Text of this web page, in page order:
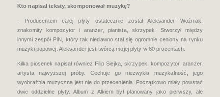
Kto napisał teksty, skomponował muzykę?
- Producentem całej płyty ostatecznie został Aleksander Woźniak,
znakomity kompozytor i aranżer, pianista, skrzypek. Stworzył między
innymi zespół PIN, który tak niedawno stał się ogromnie ceniony na rynku
muzyki popowej. Aleksander jest twórcą mojej płyty w 80 procentach.
Kilka piosenek napisał również Filip Siejka, skrzypek, kompozytor, aranżer,
artysta najwyższej próby. Cechuje go niezwykła muzykalność, jego
wyobraźnia muzyczna jest nie do przecenienia. Początkowo miały powstać
dwie oddzielne płyty. Album z Alkiem był planowany jako pierwszy, ale